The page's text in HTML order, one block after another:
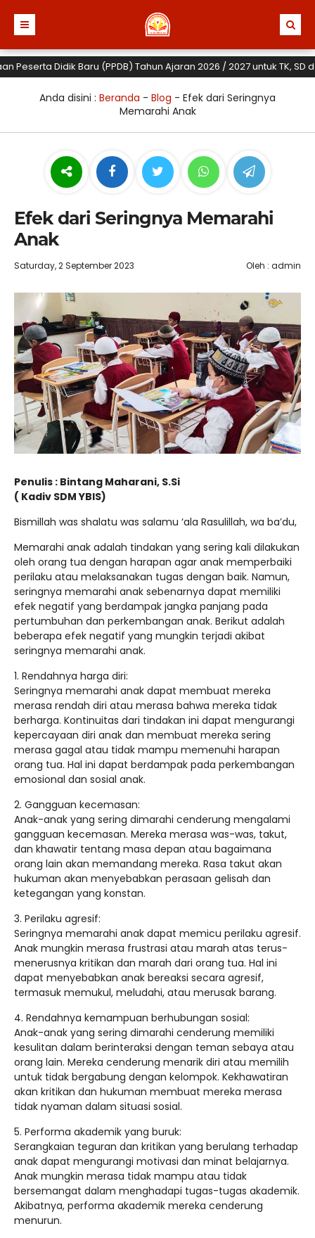
Didik Baru (PPDB) Tahun Ajaran 2026 / 2027 untuk TK, SD
Anda disini : Beranda - Blog - Efek dari Seringnya
Memarahi Anak
Efek dari Seringnya Memarahi
Anak
Saturday, 2 September 2023 Oleh : admin
Penulis : Bintang Maharani, S.Si
( Kadiv SDM YBIS)
Bismillah was shalatu was salamu ‘ala Rasulillah, wa ba’du,
Memarahi anak adalah tindakan yang sering kali dilakukan
oleh orang tua dengan harapan agar anak memperbaiki
perilaku atau melaksanakan tugas dengan baik. Namun,
seringnya memarahi anak sebenarnya dapat memiliki
efek negatif yang berdampak jangka panjang pada
pertumbuhan dan perkembangan anak. Berikut adalah
beberapa efek negatif yang mungkin terjadi akibat
seringnya memarahi anak.
1. Rendahnya harga diri:
Seringnya memarahi anak dapat membuat mereka
merasa rendah diri atau merasa bahwa mereka tidak
berharga. Kontinuitas dari tindakan ini dapat mengurangi
kepercayaan diri anak dan membuat mereka sering
merasa gagal atau tidak mampu memenuhi harapan
orang tua. Hal ini dapat berdampak pada perkembangan
emosional dan sosial anak.
2. Gangguan kecemasan:
Anak-anak yang sering dimarahi cenderung mengalami
gangguan kecemasan. Mereka merasa was-was, takut,
dan khawatir tentang masa depan atau bagaimana
orang lain akan memandang mereka. Rasa takut akan
hukuman akan menyebabkan perasaan gelisah dan
ketegangan yang konstan.
3. Perilaku agresif:
Seringnya memarahi anak dapat memicu perilaku agresif.
Anak mungkin merasa frustrasi atau marah atas terus-
menerusnya kritikan dan marah dari orang tua. Hal ini
dapat menyebabkan anak bereaksi secara agresif,
termasuk memukul, meludahi, atau merusak barang.
4. Rendahnya kemampuan berhubungan sosial:
Anak-anak yang sering dimarahi cenderung memiliki
kesulitan dalam berinteraksi dengan teman sebaya atau
orang lain. Mereka cenderung menarik diri atau memilih
untuk tidak bergabung dengan kelompok. Kekhawatiran
akan kritikan dan hukuman membuat mereka merasa
tidak nyaman dalam situasi sosial.
5. Performa akademik yang buruk:
Serangkaian teguran dan kritikan yang berulang terhadap
anak dapat mengurangi motivasi dan minat belajarnya.
Anak mungkin merasa tidak mampu atau tidak
bersemangat dalam menghadapi tugas-tugas akademik.
Akibatnya, performa akademik mereka cenderung
menurun.